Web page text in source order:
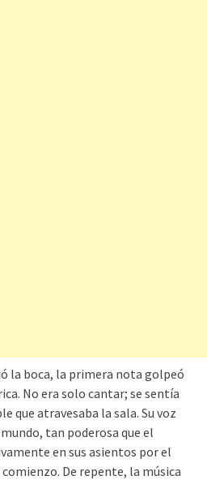
la boca, la primera nota golpeó
No era solo cantar; se sentía
que atravesaba la sala. Su voz
tan poderosa que el
en sus asientos por el
De repente, la música